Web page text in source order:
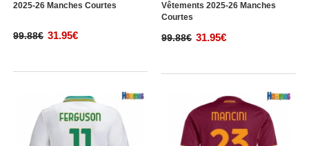
2025-26 Manches Courtes
99.88€ 31.95€
Vêtements 2025-26 Manches
Courtes
99.88€ 31.95€